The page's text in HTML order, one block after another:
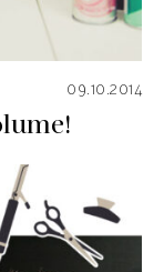
09.10.2014